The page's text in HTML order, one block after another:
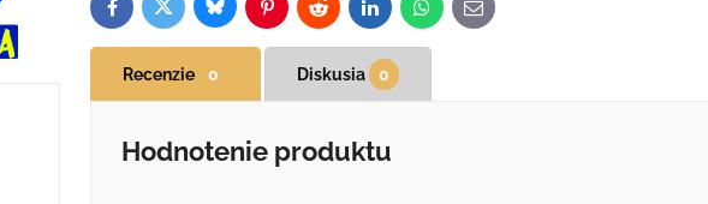
FacebookTwitterBlueskyPinterestReddit LinkedInWhatsApp
E-
mail
Recenzie 0 Diskusia 0
Hodnotenie produktu